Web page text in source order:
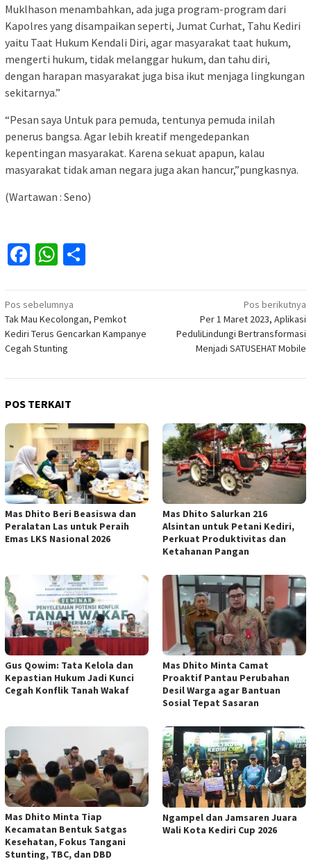
Muklhason menambahkan, ada juga program-program dari
Kapolres yang disampaikan seperti, Jumat Curhat, Tahu Kediri
yaitu Taat Hukum Kendali Diri, agar masyarakat taat hukum,
mengerti hukum, tidak melanggar hukum, dan tahu diri,
dengan harapan masyarakat juga bisa ikut menjaga lingkungan
sekitarnya.”
“Pesan saya Untuk para pemuda, tentunya pemuda inilah
penerus bangsa. Agar lebih kreatif mengedepankan
kepentingan masyarakat. Karena sekuat apapun, kalau
masyarakat tidak aman negara juga akan hancur,”pungkasnya.
(Wartawan : Seno)
Facebook
WhatsApp
Navigasi
pos
Pos sebelumnya
Tak Mau Kecolongan, Pemkot
Kediri Terus Gencarkan Kampanye
Cegah Stunting
Pos berikutnya
Per 1 Maret 2023, Aplikasi
PeduliLindungi Bertransformasi
Menjadi SATUSEHAT Mobile
POS TERKAIT
Mas Dhito Beri Beasiswa dan
Peralatan Las untuk Peraih
Emas LKS Nasional 2026
Mas Dhito Salurkan 216
Alsintan untuk Petani Kediri,
Perkuat Produktivitas dan
Ketahanan Pangan
Gus Qowim: Tata Kelola dan
Kepastian Hukum Jadi Kunci
Cegah Konflik Tanah Wakaf
Mas Dhito Minta Camat
Proaktif Pantau Perubahan
Desil Warga agar Bantuan
Sosial Tepat Sasaran
Mas Dhito Minta Tiap
Kecamatan Bentuk Satgas
Kesehatan, Fokus Tangani
Stunting, TBC, dan DBD
Ngampel dan Jamsaren Juara
Wali Kota Kediri Cup 2026